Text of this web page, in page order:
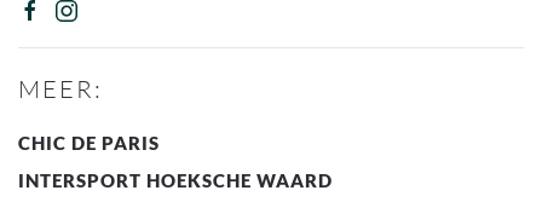
MEER:
CHIC DE PARIS
INTERSPORT HOEKSCHE WAARD